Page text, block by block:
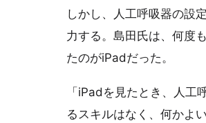
しかし、人工呼吸器の設
力する。島田氏は、何度
たのがiPadだった。
「iPadを見たとき、人
るスキルはなく、何かよ